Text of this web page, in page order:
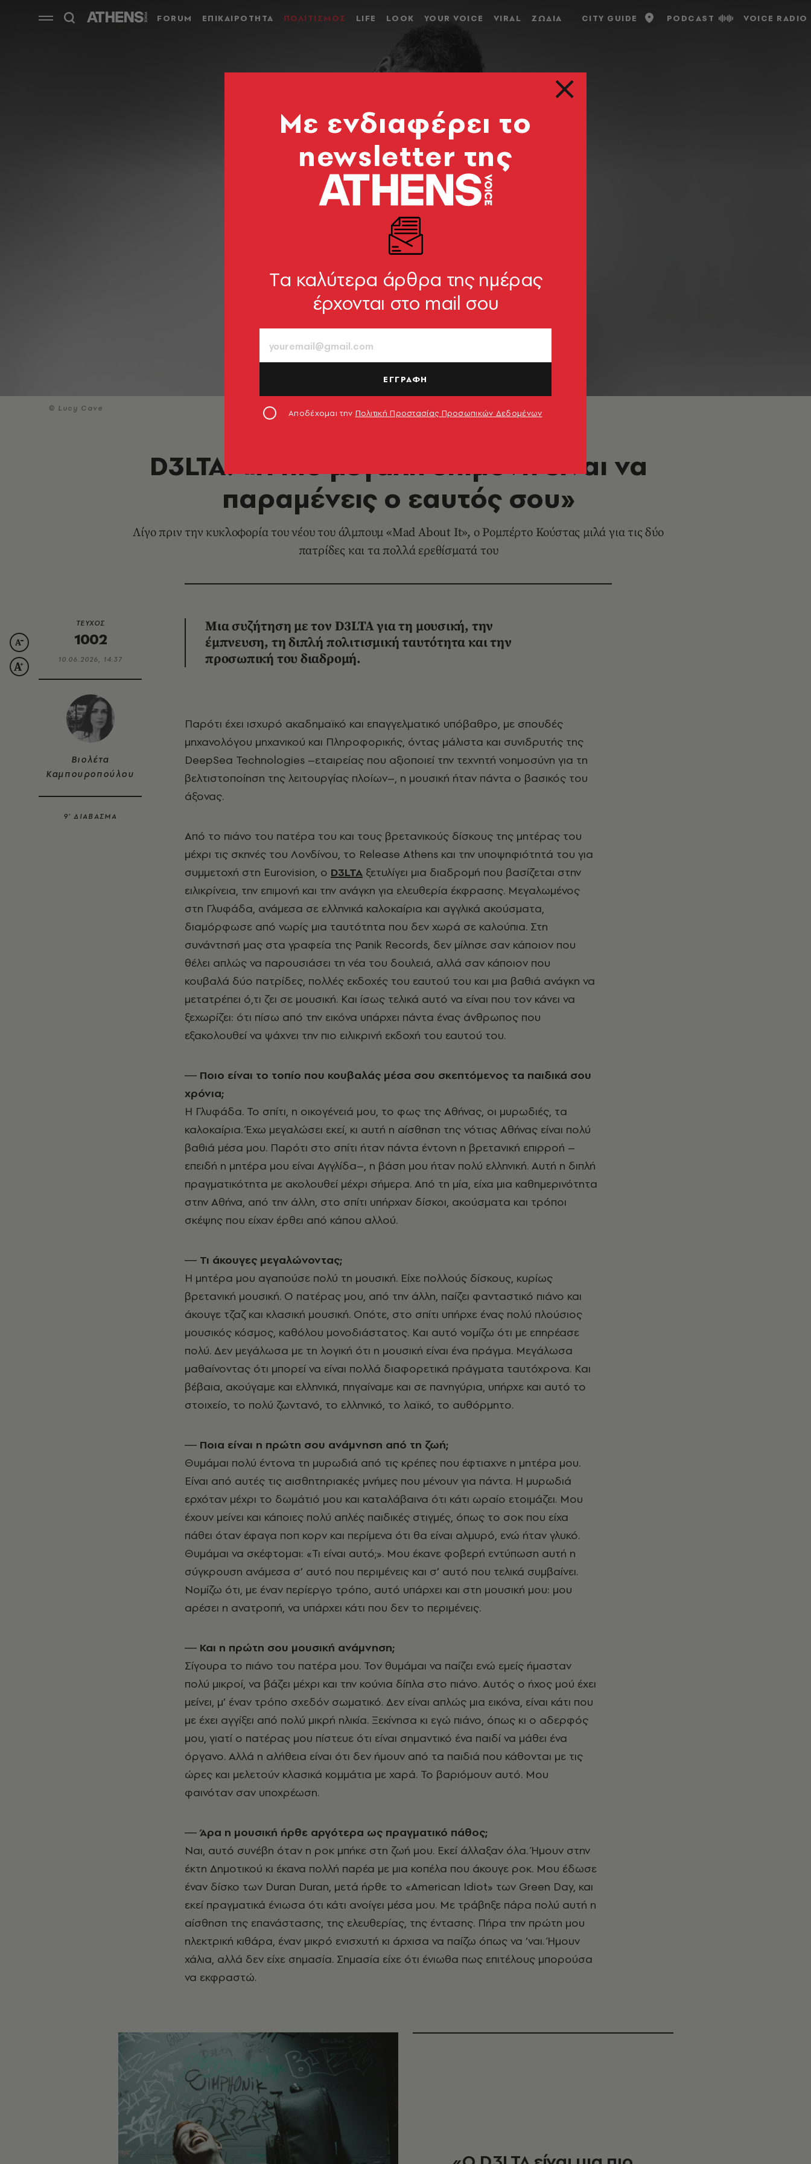
FORUM ΕΠΙΚΑΙΡΟΤΗΤΑ ΠΟΛΙΤΙΣΜΟΣ LIFE LOOK YOUR VOICE VIRAL ΖΩΔΙΑ CITY GUIDE PODCAST VOICE RADIO
© Lucy Cave
D3LTA: «Η πιο μεγάλη επιμονή είναι να
παραμένεις ο εαυτός σου»
Λίγο πριν την κυκλοφορία του νέου του άλμπουμ «Mad About It», ο Ρομπέρτο Κούστας μιλά για τις δύο
πατρίδες και τα πολλά ερεθίσματά του
ΤΕΥΧΟΣ
1002
10.06.2026, 14:37
Βιολέτα
Καμπουροπούλου
9’ ΔΙΑΒΑΣΜΑ
Μια συζήτηση με τον D3LTA για τη μουσική, την
έμπνευση, τη διπλή πολιτισμική ταυτότητα και την
προσωπική του διαδρομή.
Παρότι έχει ισχυρό ακαδημαϊκό και επαγγελματικό υπόβαθρο, με σπουδές
μηχανολόγου μηχανικού και Πληροφορικής, όντας μάλιστα και συνιδρυτής της
DeepSea Technologies –εταιρείας που αξιοποιεί την τεχνητή νοημοσύνη για τη
βελτιστοποίηση της λειτουργίας πλοίων–, η μουσική ήταν πάντα ο βασικός του
άξονας.
Από το πιάνο του πατέρα του και τους βρετανικούς δίσκους της μητέρας του
μέχρι τις σκηνές του Λονδίνου, το Release Athens και την υποψηφιότητά του για
συμμετοχή στη Eurovision, ο D3LTA ξετυλίγει μια διαδρομή που βασίζεται στην
ειλικρίνεια, την επιμονή και την ανάγκη για ελευθερία έκφρασης. Μεγαλωμένος
στη Γλυφάδα, ανάμεσα σε ελληνικά καλοκαίρια και αγγλικά ακούσματα,
διαμόρφωσε από νωρίς μια ταυτότητα που δεν χωρά σε καλούπια. Στη
συνάντησή μας στα γραφεία της Panik Records, δεν μίλησε σαν κάποιον που
θέλει απλώς να παρουσιάσει τη νέα του δουλειά, αλλά σαν κάποιον που
κουβαλά δύο πατρίδες, πολλές εκδοχές του εαυτού του και μια βαθιά ανάγκη να
μετατρέπει ό,τι ζει σε μουσική. Και ίσως τελικά αυτό να είναι που τον κάνει να
ξεχωρίζει: ότι πίσω από την εικόνα υπάρχει πάντα ένας άνθρωπος που
εξακολουθεί να ψάχνει την πιο ειλικρινή εκδοχή του εαυτού του.
― Ποιο είναι το τοπίο που κουβαλάς μέσα σου σκεπτόμενος τα παιδικά σου
χρόνια;
Η Γλυφάδα. Το σπίτι, η οικογένειά μου, το φως της Αθήνας, οι μυρωδιές, τα
καλοκαίρια. Έχω μεγαλώσει εκεί, κι αυτή η αίσθηση της νότιας Αθήνας είναι πολύ
βαθιά μέσα μου. Παρότι στο σπίτι ήταν πάντα έντονη η βρετανική επιρροή –
επειδή η μητέρα μου είναι Αγγλίδα–, η βάση μου ήταν πολύ ελληνική. Αυτή η διπλή
πραγματικότητα με ακολουθεί μέχρι σήμερα. Από τη μία, είχα μια καθημερινότητα
στην Αθήνα, από την άλλη, στο σπίτι υπήρχαν δίσκοι, ακούσματα και τρόποι
σκέψης που είχαν έρθει από κάπου αλλού.
― Τι άκουγες μεγαλώνοντας;
Η μητέρα μου αγαπούσε πολύ τη μουσική. Είχε πολλούς δίσκους, κυρίως
βρετανική μουσική. Ο πατέρας μου, από την άλλη, παίζει φανταστικό πιάνο και
άκουγε τζαζ και κλασική μουσική. Οπότε, στο σπίτι υπήρχε ένας πολύ πλούσιος
μουσικός κόσμος, καθόλου μονοδιάστατος. Και αυτό νομίζω ότι με επηρέασε
πολύ. Δεν μεγάλωσα με τη λογική ότι η μουσική είναι ένα πράγμα. Μεγάλωσα
μαθαίνοντας ότι μπορεί να είναι πολλά διαφορετικά πράγματα ταυτόχρονα. Και
βέβαια, ακούγαμε και ελληνικά, πηγαίναμε και σε πανηγύρια, υπήρχε και αυτό το
στοιχείο, το πολύ ζωντανό, το ελληνικό, το λαϊκό, το αυθόρμητο.
― Ποια είναι η πρώτη σου ανάμνηση από τη ζωή;
Θυμάμαι πολύ έντονα τη μυρωδιά από τις κρέπες που έφτιαχνε η μητέρα μου.
Είναι από αυτές τις αισθητηριακές μνήμες που μένουν για πάντα. Η μυρωδιά
ερχόταν μέχρι το δωμάτιό μου και καταλάβαινα ότι κάτι ωραίο ετοιμάζει. Μου
έχουν μείνει και κάποιες πολύ απλές παιδικές στιγμές, όπως το σοκ που είχα
πάθει όταν έφαγα ποπ κορν και περίμενα ότι θα είναι αλμυρό, ενώ ήταν γλυκό.
Θυμάμαι να σκέφτομαι: «Τι είναι αυτό;». Μου έκανε φοβερή εντύπωση αυτή η
σύγκρουση ανάμεσα σ’ αυτό που περιμένεις και σ’ αυτό που τελικά συμβαίνει.
Νομίζω ότι, με έναν περίεργο τρόπο, αυτό υπάρχει και στη μουσική μου: μου
αρέσει η ανατροπή, να υπάρχει κάτι που δεν το περιμένεις.
― Και η πρώτη σου μουσική ανάμνηση;
Σίγουρα το πιάνο του πατέρα μου. Τον θυμάμαι να παίζει ενώ εμείς ήμασταν
πολύ μικροί, να βάζει μέχρι και την κούνια δίπλα στο πιάνο. Αυτός ο ήχος μού έχει
μείνει, μ’ έναν τρόπο σχεδόν σωματικό. Δεν είναι απλώς μια εικόνα, είναι κάτι που
με έχει αγγίξει από πολύ μικρή ηλικία. Ξεκίνησα κι εγώ πιάνο, όπως κι ο αδερφός
μου, γιατί ο πατέρας μου πίστευε ότι είναι σημαντικό ένα παιδί να μάθει ένα
όργανο. Αλλά η αλήθεια είναι ότι δεν ήμουν από τα παιδιά που κάθονται με τις
ώρες και μελετούν κλασικά κομμάτια με χαρά. Το βαριόμουν αυτό. Μου
φαινόταν σαν υποχρέωση.
― Άρα η μουσική ήρθε αργότερα ως πραγματικό πάθος;
Ναι, αυτό συνέβη όταν η ροκ μπήκε στη ζωή μου. Εκεί άλλαξαν όλα. Ήμουν στην
έκτη Δημοτικού κι έκανα πολλή παρέα με μια κοπέλα που άκουγε ροκ. Μου έδωσε
έναν δίσκο των Duran Duran, μετά ήρθε το «American Idiot» των Green Day, και
εκεί πραγματικά ένιωσα ότι κάτι ανοίγει μέσα μου. Με τράβηξε πάρα πολύ αυτή η
αίσθηση της επανάστασης, της ελευθερίας, της έντασης. Πήρα την πρώτη μου
ηλεκτρική κιθάρα, έναν μικρό ενισχυτή κι άρχισα να παίζω όπως να ’ναι. Ήμουν
χάλια, αλλά δεν είχε σημασία. Σημασία είχε ότι ένιωθα πως επιτέλους μπορούσα
να εκφραστώ.
Mε ενδιαφέρει το
newsletter της
Tα καλύτερα άρθρα της ημέρας
έρχονται στο mail σου
ΕΓΓΡΑΦΗ
Αποδέχομαι την Πολιτική Προστασίας Προσωπικών Δεδομένων